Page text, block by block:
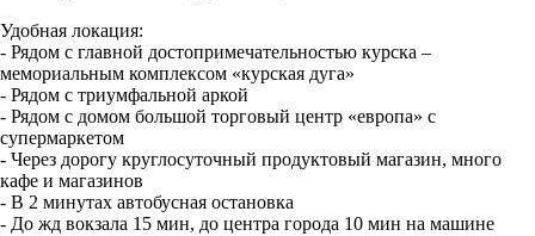
Удобная локация:
- Рядом с главной достопримечательностью курска –
мемориальным комплексом «курская дуга»
- Рядом с триумфальной аркой
- Рядом с домом большой торговый центр «европа» с
супермаркетом
- Через дорогу круглосуточный продуктовый магазин, много
кафе и магазинов
- В 2 минутах автобусная остановка
- До жд вокзала 15 мин, до центра города 10 мин на машине